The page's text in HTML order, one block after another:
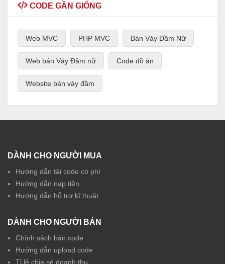
CODE GẦN GIỐNG
Web MVC PHP MVC Bán Váy Đầm Nữ
Web bán Váy Đầm nữ Code đồ án
Website bán váy đầm
DÀNH CHO NGƯỜI MUA
Hướng dẫn tải code có phí
Hướng dẫn nạp tiền
Hướng dẫn hỗ trợ kĩ thuật
DÀNH CHO NGƯỜI BÁN
Chính sách bán code
Hướng dẫn upload code
Tỉ lệ chia sẻ doanh thu